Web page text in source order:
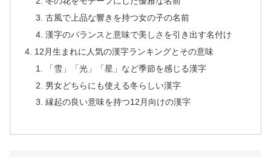
古風で上品な響きを持つ女の子の名前
漢字のバランスと意味で美しさを引き出す名付け
12月生まれに人気の漢字ランキングとその意味
「雪」「光」「星」など季節を感じる漢字
男女どちらにも使える冬らしい漢字
縁起の良い意味を持つ12月向けの漢字